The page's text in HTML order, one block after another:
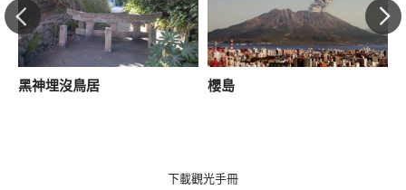
黑神埋沒鳥居 櫻島
下載觀光手冊